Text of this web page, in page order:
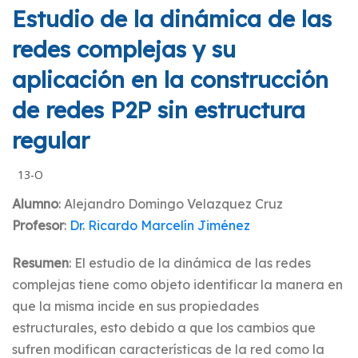
Estudio de la dinámica de las
redes complejas y su
aplicación en la construcción
de redes P2P sin estructura
regular
13-O
Alumno: Alejandro Domingo Velazquez Cruz
Profesor: Dr. Ricardo Marcelí­n Jiménez
Resumen: El estudio de la dinámica de las redes
complejas tiene como objeto identificar la manera en
que la misma incide en sus propiedades
estructurales, esto debido a que los cambios que
sufren modifican características de la red como la